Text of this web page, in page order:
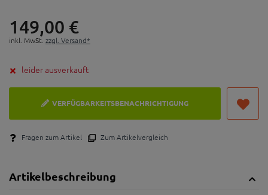
149,00 €
inkl. MwSt. zzgl. Versand*
leider ausverkauft
VERFÜGBARKEITSBENACHRICHTIGUNG
Fragen zum Artikel Zum Artikelvergleich
Artikelbeschreibung